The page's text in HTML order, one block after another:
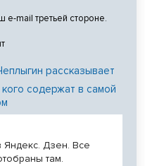
e-mail третьей стороне.
рассказывает
содержат в самой
Дзен. Все
там.